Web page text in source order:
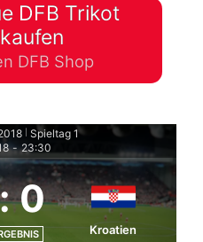
DFB Trikot
DFB Shop
Spieltag 1
- 23:30
0
Kroatien